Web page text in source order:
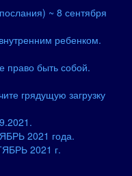
~ 8 сентября
ребенком.
право быть собой.
грядущую загрузку
2021 года.
2021 г.